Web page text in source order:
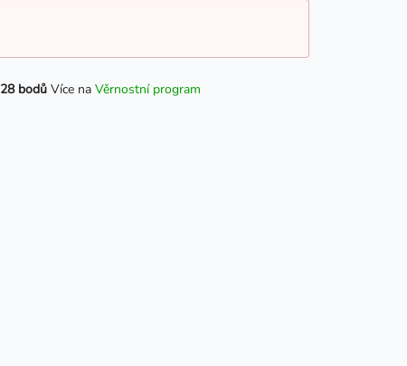
28 bodů Více na Věrnostní program